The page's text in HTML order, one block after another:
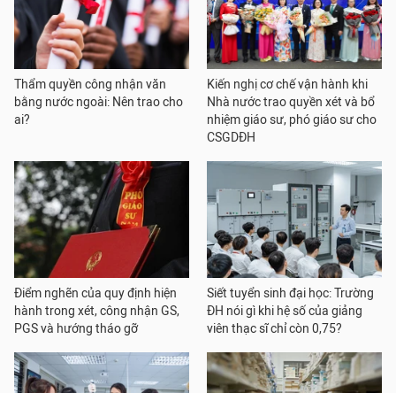
Thẩm quyền công nhận văn
bằng nước ngoài: Nên trao cho
ai?
Kiến nghị cơ chế vận hành khi
Nhà nước trao quyền xét và bổ
nhiệm giáo sư, phó giáo sư cho
CSGDĐH
Điểm nghẽn của quy định hiện
hành trong xét, công nhận GS,
PGS và hướng tháo gỡ
Siết tuyển sinh đại học: Trường
ĐH nói gì khi hệ số của giảng
viên thạc sĩ chỉ còn 0,75?